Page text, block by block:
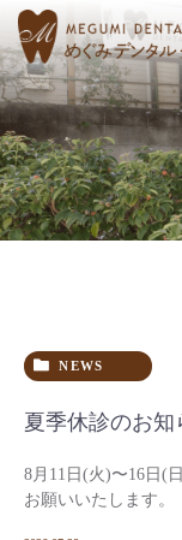
NEWS
夏季休診のお知
8月11日(火)〜16日(
お願いいたします。